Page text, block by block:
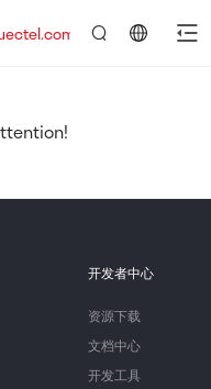
开发者中心
资源下载
文档中心
开发工具